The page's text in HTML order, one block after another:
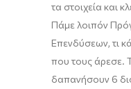
τα στοιχεία και
Πάμε λοιπόν Π
Επενδύσεων, τι
που τους άρεσε.
δαπανήσουν 6